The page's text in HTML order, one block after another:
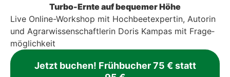
Tur­bo-Ern­te auf beque­mer Höhe
Live Online-Work­shop mit Hoch­beet­ex­per­tin, Autorin
und Agrar­wis­sen­schaft­le­rin Doris Kam­pas mit Fra­ge­
mög­lich­keit
Jetzt buchen! Früh­bu­cher 75 € statt